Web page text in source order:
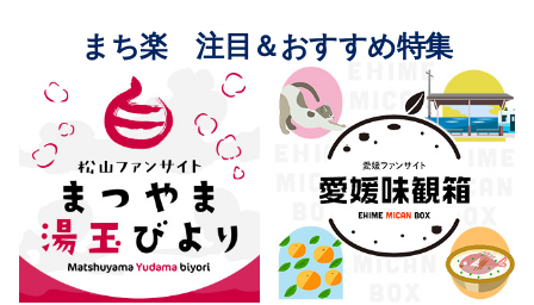
まち楽 注目＆おすすめ特集